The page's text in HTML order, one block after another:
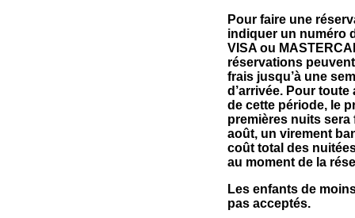
Pour faire une
indiquer un numéro
VISA ou
réservations
frais jusqu’à une
d’arrivée. Pour
de cette période, le
premières nuits sera
août, un virement
coût total des
au moment de la
Les enfants de
pas acceptés.